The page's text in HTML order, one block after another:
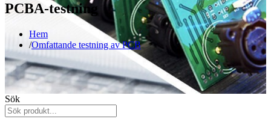
PCBA-testning
Hem
Omfattande testning av PCB
Sök